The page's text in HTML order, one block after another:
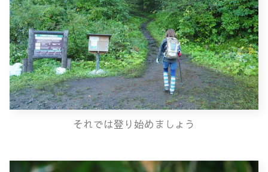
それでは登り始めましょう